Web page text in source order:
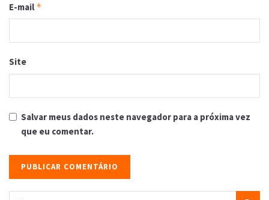
E-mail *
Site
Salvar meus dados neste navegador para a próxima vez
que eu comentar.